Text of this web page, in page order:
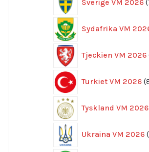
Sverige VM 2026
Sydafrika VM
Tjeckien VM 2026
Turkiet VM 2026
Tyskland VM 2026
Ukraina VM 2026